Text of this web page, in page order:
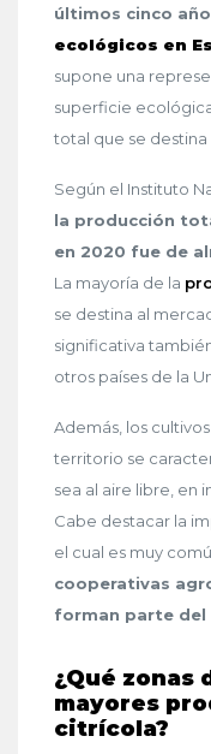
últimos cinco
ecológicos en
supone una
superficie
total que se destina
Según el Instituto
la producción
en 2020 fue de
La mayoría de la
se destina al
significativa
otros países de la
Además, los
territorio se
sea al aire libre, en
Cabe destacar la
el cual es muy
cooperativas
forman parte del
¿Qué zonas
mayores
citrícola?